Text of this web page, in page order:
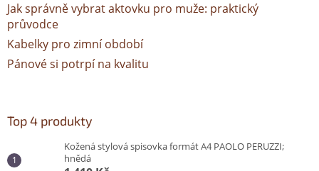
Jak správně vybrat aktovku pro muže: praktický
průvodce
Kabelky pro zimní období
Pánové si potrpí na kvalitu
Top 4 produkty
Kožená stylová spisovka formát A4 PAOLO PERUZZI;
hnědá